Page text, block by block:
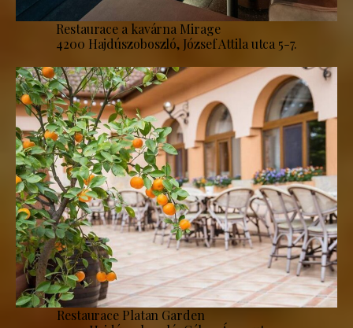
Restaurace a kavárna Mirage
4200 Hajdúszoboszló, József Attila utca 5-7.
Restaurace Platan Garden